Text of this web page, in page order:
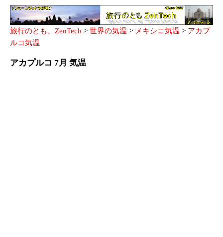
旅行のとも、ZenTech > 世界の気温 > メキシコ気温 > アカプ
ルコ気温
アカプルコ 7月 気温